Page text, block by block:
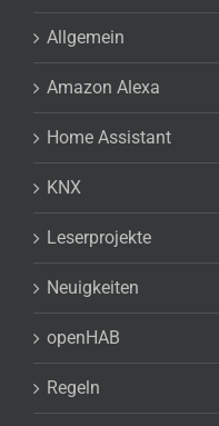
Allgemein
Amazon Alexa
Home Assistant
KNX
Leserprojekte
Neuigkeiten
openHAB
Regeln